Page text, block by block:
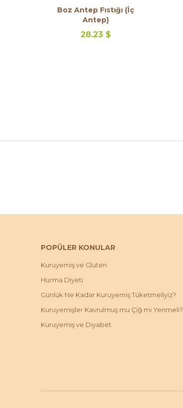
Boz Antep Fıstığı (İç
Antep)
28.23 $
POPÜLER KONULAR
Kuruyemiş ve Gluten
Hurma Diyeti
Günlük Ne Kadar Kuruyemiş Tüketmeliyiz?
Kuruyemişler Kavrulmuş mu Çiğ mi Yenmeli?
Kuruyemiş ve Diyabet